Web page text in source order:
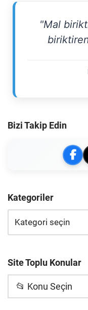
"Mal
Bizi Takip Edin
Kategoriler
Site Toplu Konular
📂 Konu Seçin